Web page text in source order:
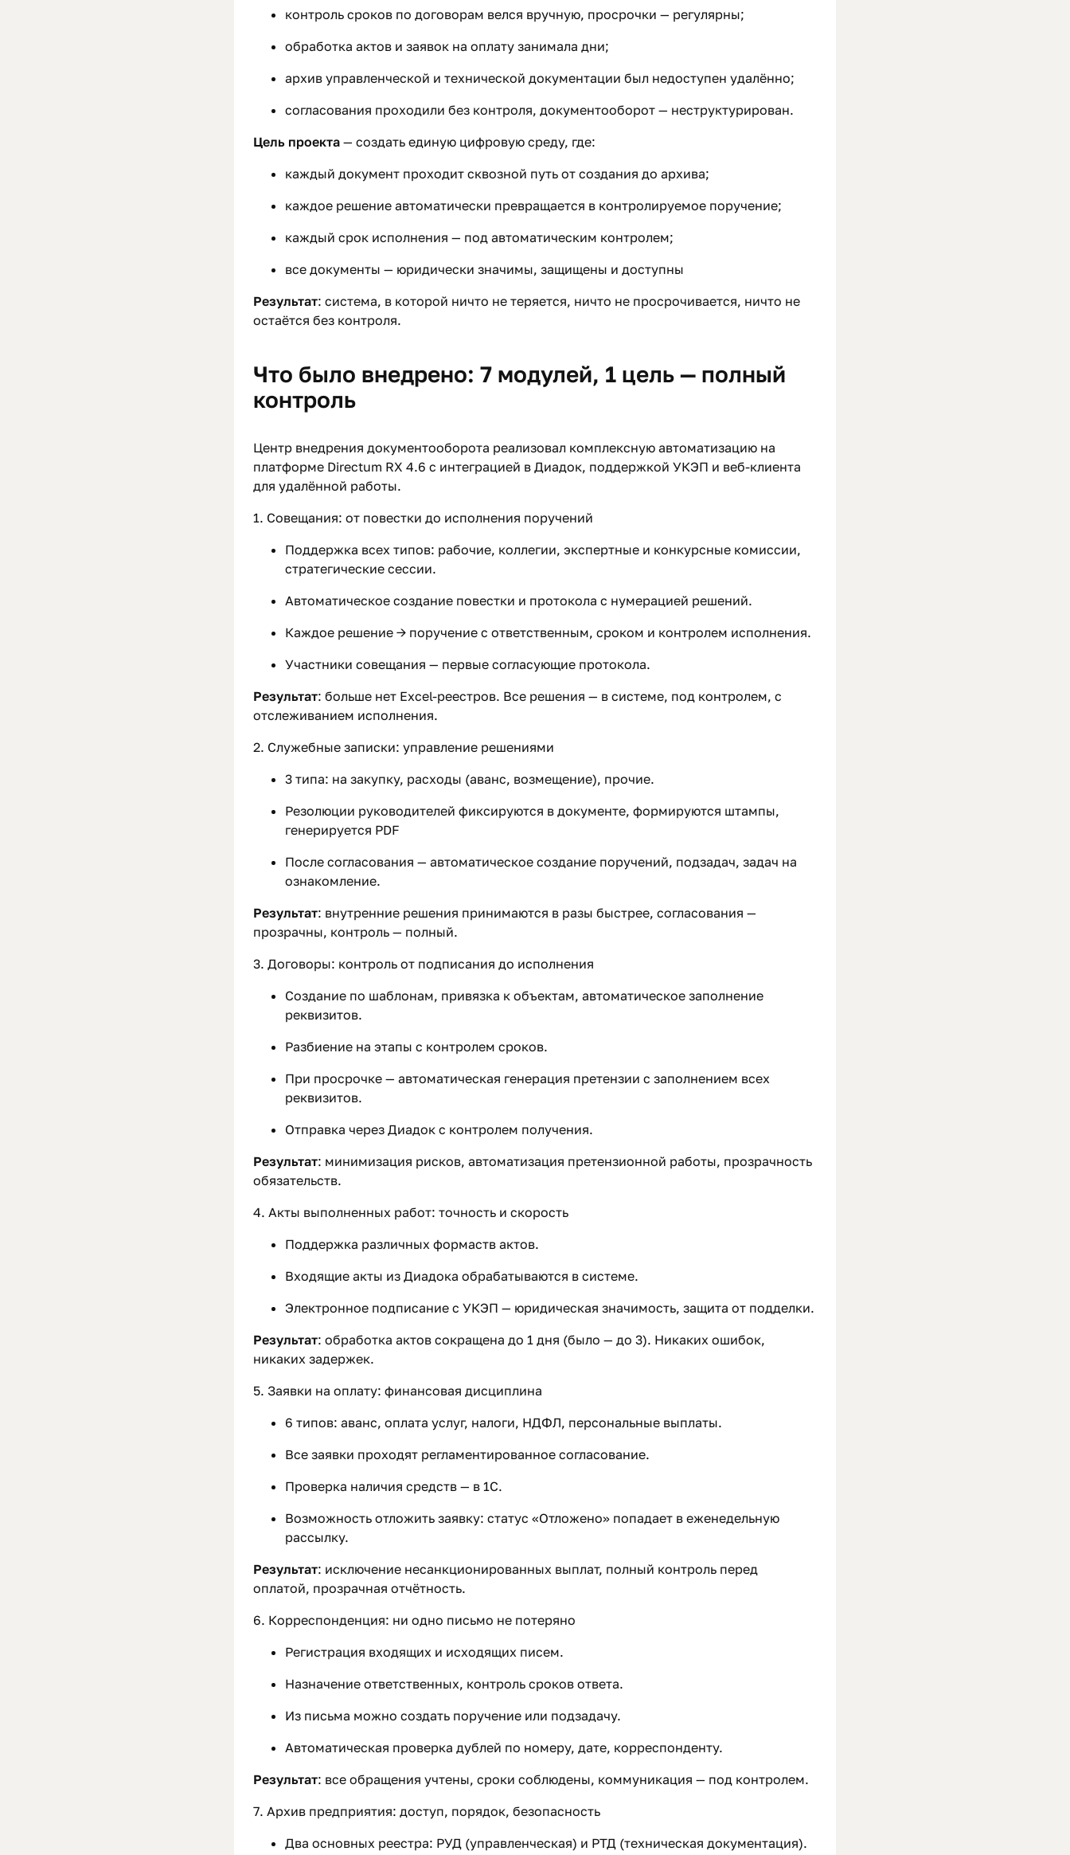
контроль сроков по договорам велся вручную, просрочки — регулярны;
обработка актов и заявок на оплату занимала дни;
архив управленческой и технической документации был недоступен удалённо;
согласования проходили без контроля, документооборот — неструктурирован.
Цель проекта — создать единую цифровую среду, где:
каждый документ проходит сквозной путь от создания до архива;
каждое решение автоматически превращается в контролируемое поручение;
каждый срок исполнения — под автоматическим контролем;
все документы — юридически значимы, защищены и доступны
Результат: система, в которой ничто не теряется, ничто не просрочивается, ничто не
остаётся без контроля.
Что было внедрено: 7 модулей, 1 цель — полный
контроль
Центр внедрения документооборота реализовал комплексную автоматизацию на
платформе Directum RX 4.6 с интеграцией в Диадок, поддержкой УКЭП и веб-клиента
для удалённой работы.
1. Совещания: от повестки до исполнения поручений
Поддержка всех типов: рабочие, коллегии, экспертные и конкурсные комиссии,
стратегические сессии.
Автоматическое создание повестки и протокола с нумерацией решений.
Каждое решение → поручение с ответственным, сроком и контролем исполнения.
Участники совещания — первые согласующие протокола.
Результат: больше нет Excel-реестров. Все решения — в системе, под контролем, с
отслеживанием исполнения.
2. Служебные записки: управление решениями
3 типа: на закупку, расходы (аванс, возмещение), прочие.
Резолюции руководителей фиксируются в документе, формируются штампы,
генерируется PDF
После согласования — автоматическое создание поручений, подзадач, задач на
ознакомление.
Результат: внутренние решения принимаются в разы быстрее, согласования —
прозрачны, контроль — полный.
3. Договоры: контроль от подписания до исполнения
Создание по шаблонам, привязка к объектам, автоматическое заполнение
реквизитов.
Разбиение на этапы с контролем сроков.
При просрочке — автоматическая генерация претензии с заполнением всех
реквизитов.
Отправка через Диадок с контролем получения.
Результат: минимизация рисков, автоматизация претензионной работы, прозрачность
обязательств.
4. Акты выполненных работ: точность и скорость
Поддержка различных формаств актов.
Входящие акты из Диадока обрабатываются в системе.
Электронное подписание с УКЭП — юридическая значимость, защита от подделки.
Результат: обработка актов сокращена до 1 дня (было — до 3). Никаких ошибок,
никаких задержек.
5. Заявки на оплату: финансовая дисциплина
6 типов: аванс, оплата услуг, налоги, НДФЛ, персональные выплаты.
Все заявки проходят регламентированное согласование.
Проверка наличия средств — в 1С.
Возможность отложить заявку: статус «Отложено» попадает в еженедельную
рассылку.
Результат: исключение несанкционированных выплат, полный контроль перед
оплатой, прозрачная отчётность.
6. Корреспонденция: ни одно письмо не потеряно
Регистрация входящих и исходящих писем.
Назначение ответственных, контроль сроков ответа.
Из письма можно создать поручение или подзадачу.
Автоматическая проверка дублей по номеру, дате, корреспонденту.
Результат: все обращения учтены, сроки соблюдены, коммуникация — под контролем.
7. Архив предприятия: доступ, порядок, безопасность
Два основных реестра: РУД (управленческая) и РТД (техническая документация).